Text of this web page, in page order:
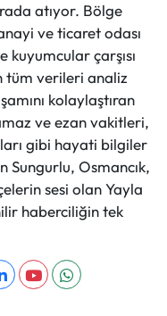
atıyor. Bölge
ve ticaret odası
çarşısı
tüm verileri analiz
kolaylaştıran
ve ezan vakitleri,
gibi hayati bilgiler
Sungurlu, Osmancık,
sesi olan Yayla
haberciliğin tek